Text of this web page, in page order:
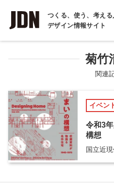
つくる、使う、考える
デザイン情報サイト
INTERVIEW
インタビュー
COLUMN
コラム
菊竹
関連
イベン
令和3
構想
国立近